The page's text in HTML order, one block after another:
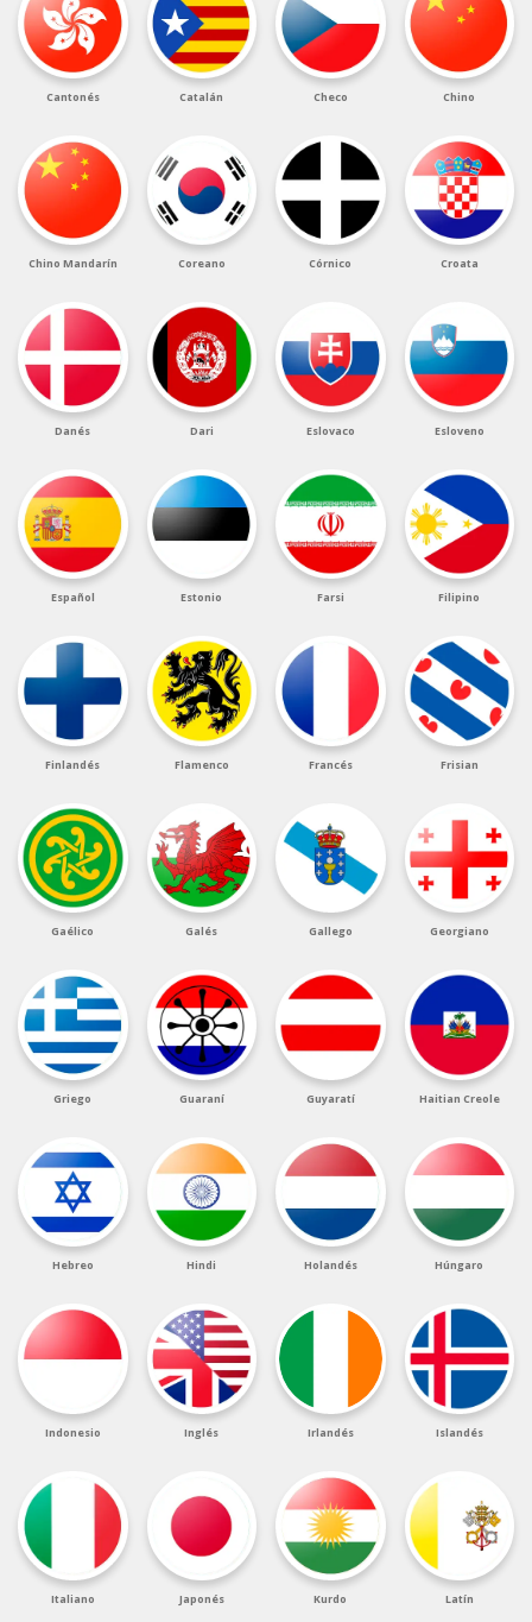
Cantonés Catalán Checo Chino
Chino Mandarín Coreano Córnico Croata
Danés Dari Eslovaco Esloveno
Español Estonio Farsi Filipino
Finlandés Flamenco Francés Frisian
Gaélico Galés Gallego Georgiano
Griego Guaraní Guyaratí Haitian Creole
Hebreo Hindi Holandés Húngaro
Indonesio Inglés Irlandés Islandés
Italiano Japonés Kurdo Latín